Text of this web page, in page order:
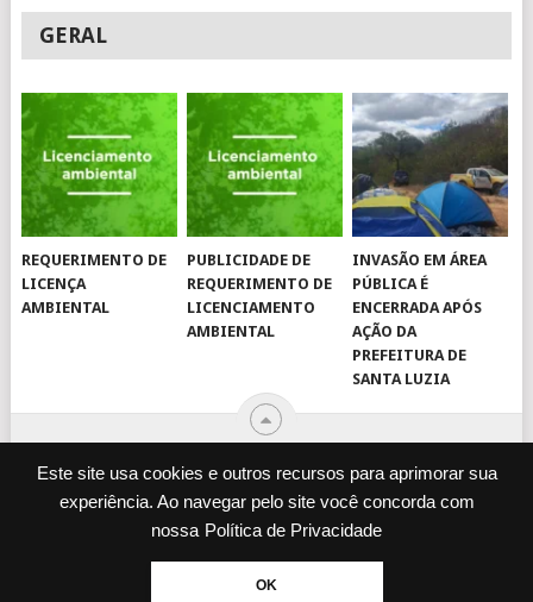
Este site usa cookies e outros recursos para aprimorar sua
experiência. Ao navegar pelo site você concorda com
nossa Política de Privacidade
OK
GERAL
REQUERIMENTO DE
LICENÇA
AMBIENTAL
PUBLICIDADE DE
REQUERIMENTO DE
LICENCIAMENTO
AMBIENTAL
INVASÃO EM ÁREA
PÚBLICA É
ENCERRADA APÓS
AÇÃO DA
PREFEITURA DE
SANTA LUZIA
JORNAL VIROU NOTÍCIA